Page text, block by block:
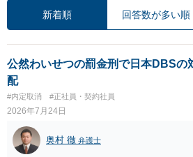
新着順 回答数が多い順
公然わいせつの罰金刑で日本DBSの
配
#内定取消 #正社員・契約社員
2026年7月24日
奥村 徹 弁護士